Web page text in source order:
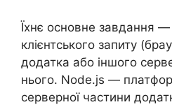
Їхнє основне завдання
клієнтського запиту
додатка або іншого
нього. Node.js —
серверної частини